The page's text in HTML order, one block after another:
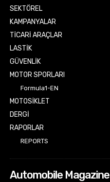
SEKTÖREL
KAMPANYALAR
TİCARİ ARAÇLAR
LASTİK
GÜVENLİK
MOTOR SPORLARI
Formula1-EN
MOTOSİKLET
DERGİ
RAPORLAR
REPORTS
Automobile Magazine